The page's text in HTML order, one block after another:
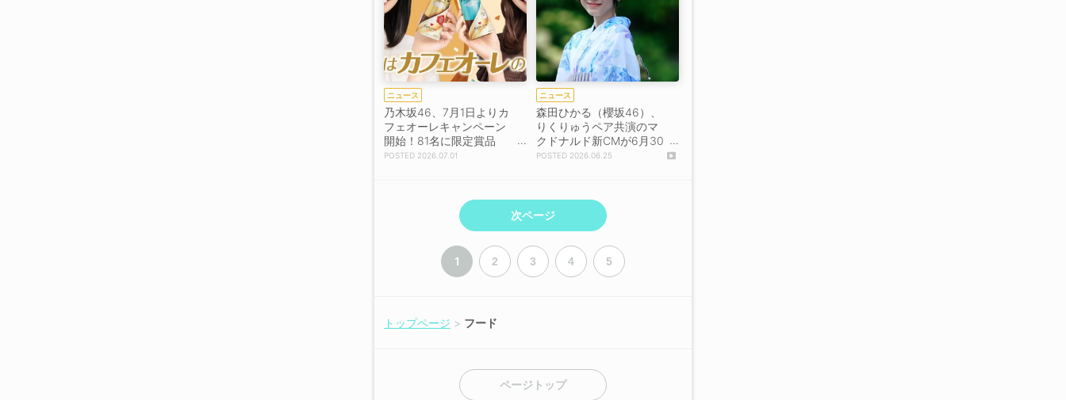
ニュース
乃木坂46、7月1日よりカ
フェオーレキャンペーン
開始！81名に限定賞品
【コメントあり】
2026.07.01
ニュース
森田ひかる（櫻坂46）、
りくりゅうペア共演のマ
クドナルド新CMが6月30
日放映開始！【コメント
2026.06.25
次ページ
1 2 3 4 5
トップページ フード
ページトップ